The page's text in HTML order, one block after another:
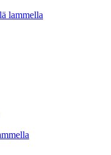
lammella